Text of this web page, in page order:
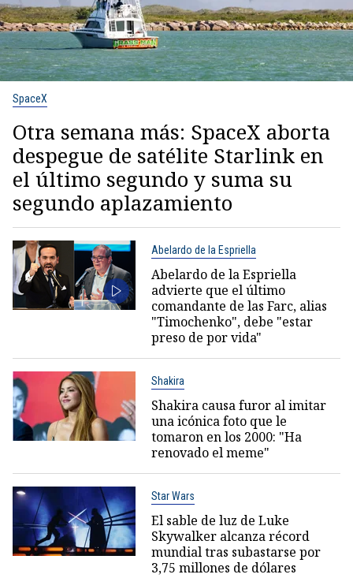
SpaceX
Otra semana más: SpaceX aborta
despegue de satélite Starlink en
el último segundo y suma su
segundo aplazamiento
Abelardo de la Espriella
Abelardo de la Espriella
advierte que el último
comandante de las Farc, alias
"Timochenko", debe "estar
preso de por vida"
Shakira
Shakira causa furor al imitar
una icónica foto que le
tomaron en los 2000: "Ha
renovado el meme"
Star Wars
El sable de luz de Luke
Skywalker alcanza récord
mundial tras subastarse por
3,75 millones de dólares